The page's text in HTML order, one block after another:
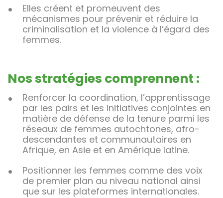
Elles créent et promeuvent des
mécanismes pour prévenir et réduire la
criminalisation et la violence à l’égard des
femmes.
Nos stratégies comprennent :
Renforcer la coordination, l’apprentissage
par les pairs et les initiatives conjointes en
matière de défense de la tenure parmi les
réseaux de femmes autochtones, afro-
descendantes et communautaires en
Afrique, en Asie et en Amérique latine.
Positionner les femmes comme des voix
de premier plan au niveau national ainsi
que sur les plateformes internationales.